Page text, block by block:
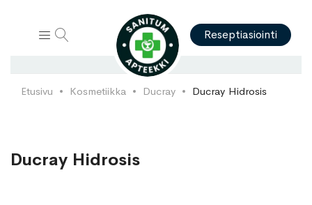
Reseptiasiointi
Etusivu Kosmetiikka Ducray Ducray Hidrosis
Ducray Hidrosis